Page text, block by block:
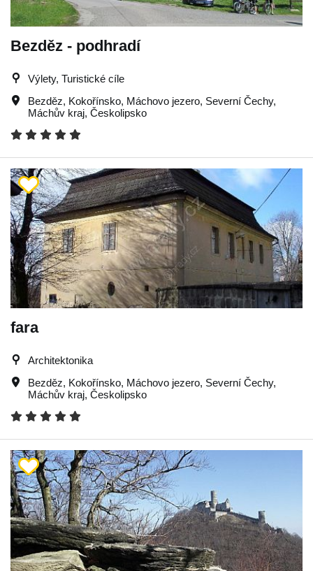
Bezděz - podhradí
Výlety, Turistické cíle
Bezděz, Kokořínsko, Máchovo jezero, Severní Čechy,
Máchův kraj, Českolipsko
fara
Architektonika
Bezděz, Kokořínsko, Máchovo jezero, Severní Čechy,
Máchův kraj, Českolipsko